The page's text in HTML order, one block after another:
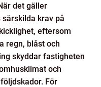
det gäller
krav på
eftersom
regn, blåst och
skyddar fastigheten
och
För